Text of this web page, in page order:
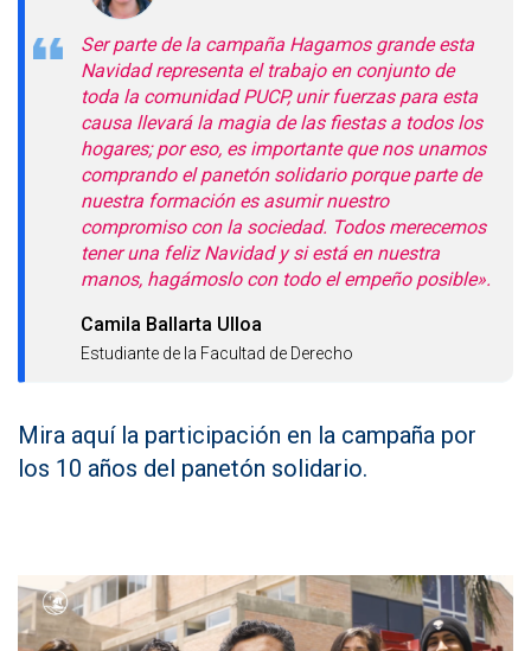
Ser parte de la campaña Hagamos grande esta
Navidad representa el trabajo en conjunto de
toda la comunidad PUCP, unir fuerzas para esta
causa llevará la magia de las fiestas a todos los
hogares; por eso, es importante que nos unamos
comprando el panetón solidario porque parte de
nuestra formación es asumir nuestro
compromiso con la sociedad. Todos merecemos
tener una feliz Navidad y si está en nuestra
manos, hagámoslo con todo el empeño posible».
Camila Ballarta Ulloa
Estudiante de la Facultad de Derecho
Mira aquí la participación en la campaña por
los 10 años del panetón solidario.